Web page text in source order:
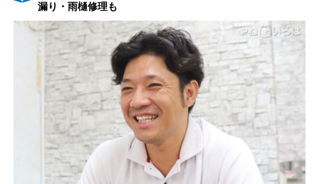
漏り・雨樋修理も